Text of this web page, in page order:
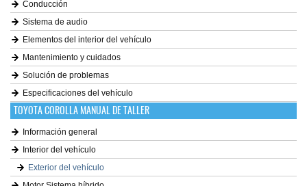
Conducción
Sistema de audio
Elementos del interior del vehículo
Mantenimiento y cuidados
Solución de problemas
Especificaciones del vehículo
TOYOTA COROLLA MANUAL DE TALLER
Información general
Interior del vehículo
Exterior del vehículo